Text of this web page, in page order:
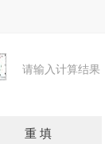
请输入计算结果